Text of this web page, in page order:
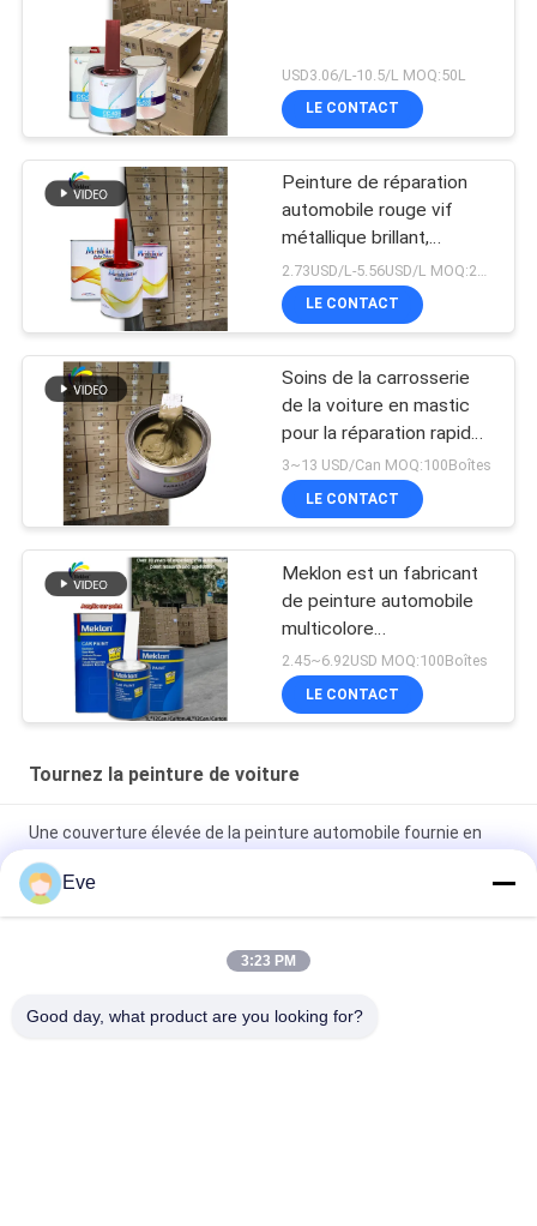
USD3.06/L-10.5/L MOQ:50L
LE CONTACT
Peinture de réparation
automobile rouge vif
métallique brillant,
assortiment de couleurs
de qualité usine d'origine
LE CONTACT
Soins de la carrosserie
de la voiture en mastic
pour la réparation rapide
des inégalités
3~13 USD/Can MOQ:100Boîtes
LE CONTACT
Meklon est un fabricant
de peinture automobile
multicolore
personnalisable
2.45~6.92USD MOQ:100Boîtes
LE CONTACT
Tournez la peinture de voiture
Une couverture élevée de la peinture automobile fournie en
usine
Peinture automobile pré-mélangée Peinture acrylique pour
Inoffensif
Eve
3:23 PM
Good day, what product are you looking for?